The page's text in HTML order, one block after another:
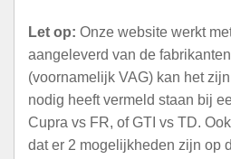
Let op: Onze website werkt
aangeleverd van de
(voornamelijk VAG) kan het
nodig heeft vermeld staan bij
Cupra vs FR, of GTI vs TD.
dat er 2 mogelijkheden zijn op